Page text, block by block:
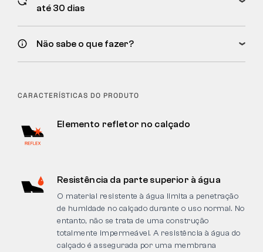
até 30 dias
Não sabe o que fazer?
CARACTERÍSTICAS DO PRODUTO
Elemento refletor no calçado
Resistência da parte superior à água
O material resistente à água limita a penetração
de humidade no calçado durante o uso normal. No
entanto, não se trata de uma construção
totalmente impermeável. A resistência à água do
calçado é assegurada por uma membrana